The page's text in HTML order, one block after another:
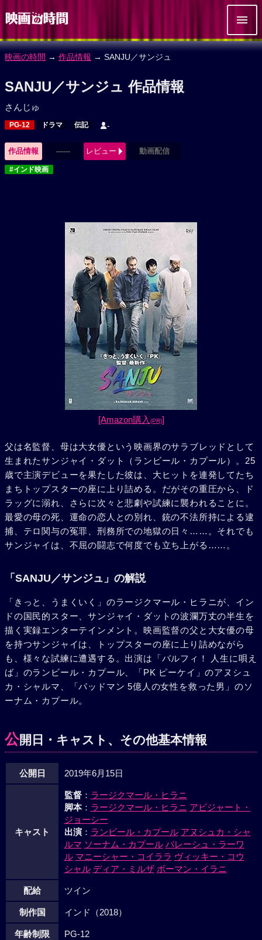
映画の時間 → 作品情報 → SANJU／サンジュ
SANJU／サンジュ 作品情報
さんじゅ
PG-12 ドラマ 伝記 -
作品情報 ------ レビュー 動画配信
#インド映画
[Amazon購入 (PR)]
父は名監督、母は大女優という映画界のサラブレッドとして
生まれたサンジャイ・ダット（ランビール・カプール）。25
歳で主演デビューを果たした彼は、大ヒットを連発してたち
まちトップスターの座に上り詰める。だがその重圧から、ド
ラッグに溺れ、さらに次々と悲劇や試練に襲われることに。
最愛の母の死、運命の恋人との別れ、銃の不法所持による逮
捕、テロ関与の冤罪、刑務所での地獄の日々……。それでも
サンジャイは、不屈の闘志で何度でも立ち上がる……。
「SANJU／サンジュ」の解説
「きっと、うまくいく」のラージクマール・ヒラニが、イン
ドの国民的スター、サンジャイ・ダットの波瀾万丈の半生を
描く実録エンターテインメント。映画監督の父と大女優の母
を持つサンジャイは、トップスターの座に上り詰めながら
も、様々な試練に遭遇する。出演は「バルフィ！ 人生に唄え
ば」のランビール・カプール、「PK ピーケイ」のアヌシュ
カ・シャルマ、「パッドマン 5億人の女性を救った男」のソ
ーナム・カプール。
公開日・キャスト、その他基本情報
公開日 2019年6月15日
キャスト
監督： ラージクマール・ヒラニ
脚本： ラージクマール・ヒラニ アビジャート・
ジョーシー
出演： ランビール・カプール アヌシュカ・シャ
ルマ ソーナム・カプール パレーシュ・ラーワ
ル マニーシャー・コイララ ヴィッキー・コウ
シャル ディア・ミルザ ボーマン・イラニ
配給 ツイン
制作国 インド（2018）
年齢制限 PG-12